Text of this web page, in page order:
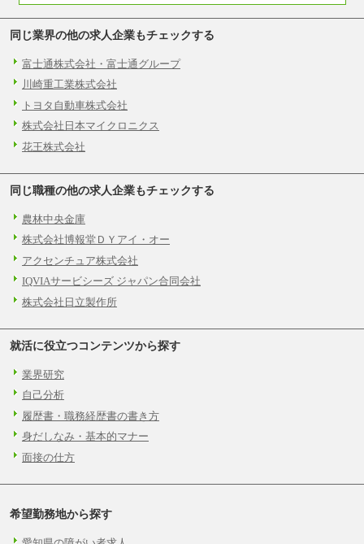
同じ業界の他の求人企業もチェックする
富士通株式会社・富士通グループ
川崎重工業株式会社
トヨタ自動車株式会社
株式会社日本マイクロニクス
花王株式会社
同じ職種の他の求人企業もチェックする
農林中央金庫
株式会社博報堂ＤＹアイ・オー
アクセンチュア株式会社
IQVIAサービシーズ ジャパン合同会社
株式会社日立製作所
就活に役立つコンテンツから探す
業界研究
自己分析
履歴書・職務経歴書の書き方
身だしなみ・基本的マナー
面接の仕方
希望勤務地から探す